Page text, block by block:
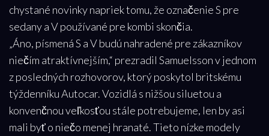
chystané novinky napriek tomu, že označenie S pre
sedany a V používané pre kombi skončia.
„Áno, písmená S a V budú nahradené pre zákazníkov
niečím atraktívnejším,“ prezradil Samuelsson v jednom
z posledných rozhovorov, ktorý poskytol britskému
týždenníku Autocar. Vozidlá s nižšou siluetou a
konvenčnou veľkosťou stále potrebujeme, len by asi
mali byť o niečo menej hranaté. Tieto nízke modely